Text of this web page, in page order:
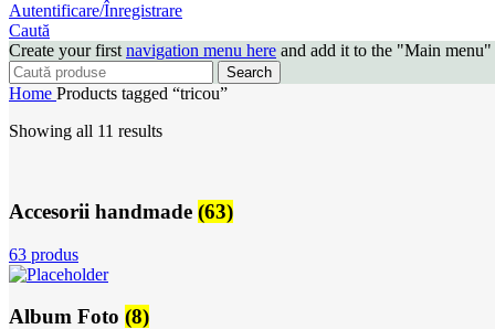
Autentificare/Înregistrare
Caută
Create your first navigation menu here and add it to the "Main menu"
Search
Home Products tagged “tricou”
Showing all 11 results
Accesorii handmade (63)
63 produs
Album Foto (8)